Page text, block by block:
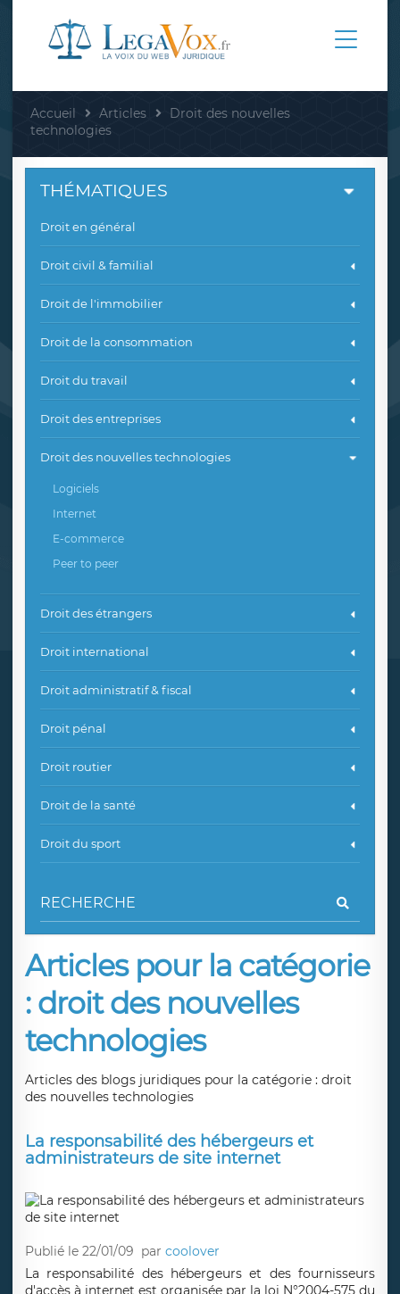
Accueil Articles
Droit des nouvelles
technologies
Articles pour la catégorie
: droit des nouvelles
technologies
Articles des blogs juridiques pour la catégorie : droit
des nouvelles technologies
La responsabilité des hébergeurs et
administrateurs de site internet
Publié le 22/01/09 parcoolover
La responsabilité des hébergeurs et des fournisseurs
d'accès à internet est organisée par la loi N°2004-575 du
THÉMATIQUES
Droit en général
Droit civil & familial
Droit de l'immobilier
Droit de la consommation
Droit du travail
Droit des entreprises
Droit des nouvelles technologies
Logiciels
Internet
E-commerce
Peer to peer
Droit des étrangers
Droit international
Droit administratif & fiscal
Droit pénal
Droit routier
Droit de la santé
Droit du sport